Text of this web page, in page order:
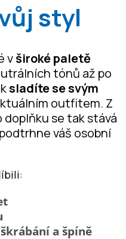
styl
vširoké paletě
tónů až po
sladíte se svým
outfitem. Z
se tak stává
váš osobní
a špíně